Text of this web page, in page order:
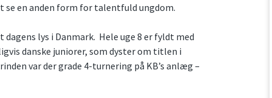
se en anden form for talentfuld ungdom.
lys i Danmark. Hele uge 8 er fyldt med
danske juniorer, som dyster om titlen i
var der grade 4-turnering på KB’s anlæg –